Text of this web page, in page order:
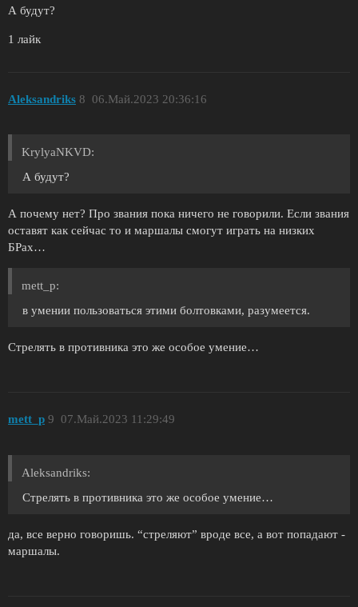
А будут?
1 лайк
Aleksandriks 06.Май.2023 20:36:16
8
KrylyaNKVD:
А будут?
А почему нет? Про звания пока ничего не говорили. Если звания
оставят как сейчас то и маршалы смогут играть на низких
БРах…
mett_p:
в умении пользоваться этими болтовками, разумеется.
Стрелять в противника это же особое умение…
mett_p 07.Май.2023 11:29:49
9
Aleksandriks:
Стрелять в противника это же особое умение…
да, все верно говоришь. “стреляют” вроде все, а вот попадают -
маршалы.